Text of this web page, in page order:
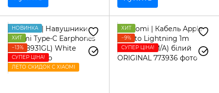
НОВИНКА
ХИТ
−13%
СУПЕР ЦІНА!
ЛЕТО СКИДОК С XIAOMI
ХИТ
−9%
СУПЕР ЦІНА!